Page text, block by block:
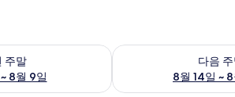
주말
8월 9일
부 확인, 8월 7일 ~ 8월 9일
다음
8월 14일 ~
다음 주말 예약 가능